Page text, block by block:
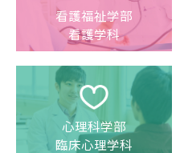
看護福祉学部
看護学科
心理科学部
臨床心理学科